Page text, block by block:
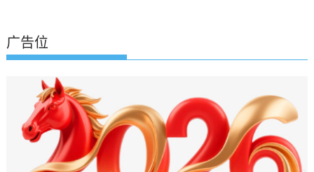
广告位